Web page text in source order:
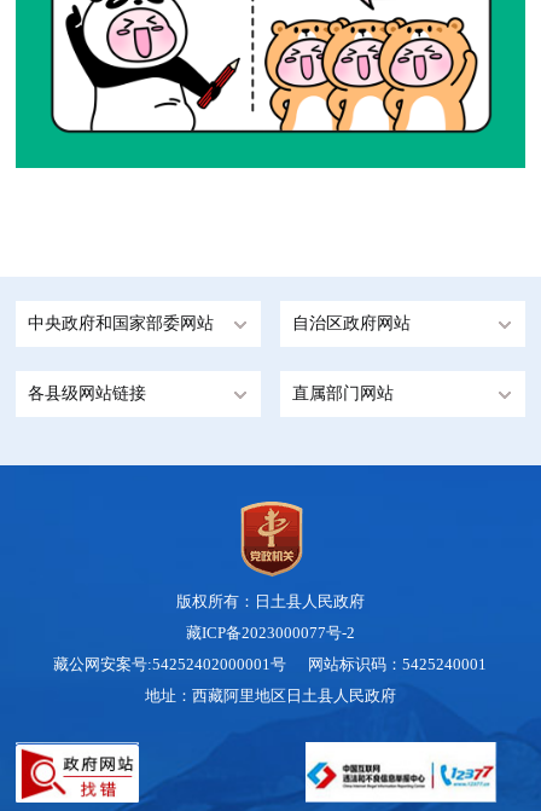
中央政府和国家部委网站 自治区政府网站
各县级网站链接 直属部门网站
版权所有：日土县人民政府
藏ICP备2023000077号-2
藏公网安案号:54252402000001号 网站标识码：5425240001
地址：西藏阿里地区日土县人民政府